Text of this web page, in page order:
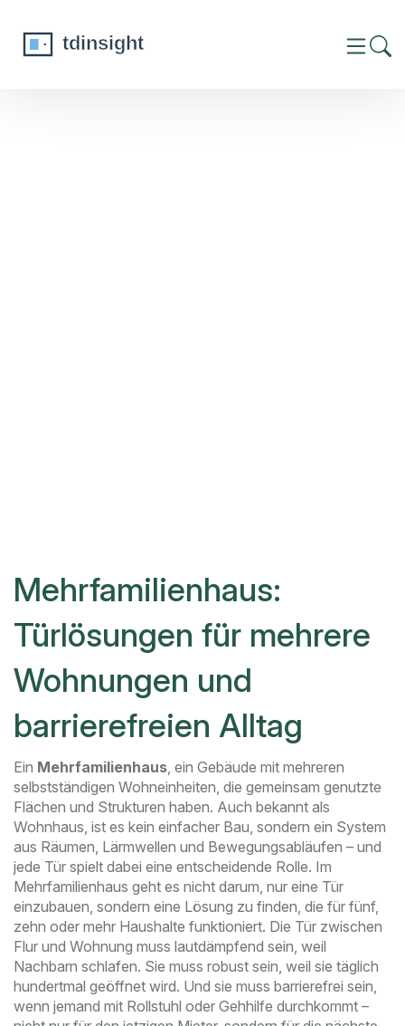
Mehrfamilienhaus:
Türlösungen für mehrere
Wohnungen und
barrierefreien Alltag
Ein Mehrfamilienhaus, ein Gebäude mit mehreren
selbstständigen Wohneinheiten, die gemeinsam genutzte
Flächen und Strukturen haben. Auch bekannt als
Wohnhaus, ist es kein einfacher Bau, sondern ein System
aus Räumen, Lärmwellen und Bewegungsabläufen – und
jede Tür spielt dabei eine entscheidende Rolle. Im
Mehrfamilienhaus geht es nicht darum, nur eine Tür
einzubauen, sondern eine Lösung zu finden, die für fünf,
zehn oder mehr Haushalte funktioniert. Die Tür zwischen
Flur und Wohnung muss lautdämpfend sein, weil
Nachbarn schlafen. Sie muss robust sein, weil sie täglich
hundertmal geöffnet wird. Und sie muss barrierefrei sein,
wenn jemand mit Rollstuhl oder Gehhilfe durchkommt –